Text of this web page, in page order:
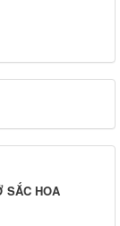
SẮC HOA